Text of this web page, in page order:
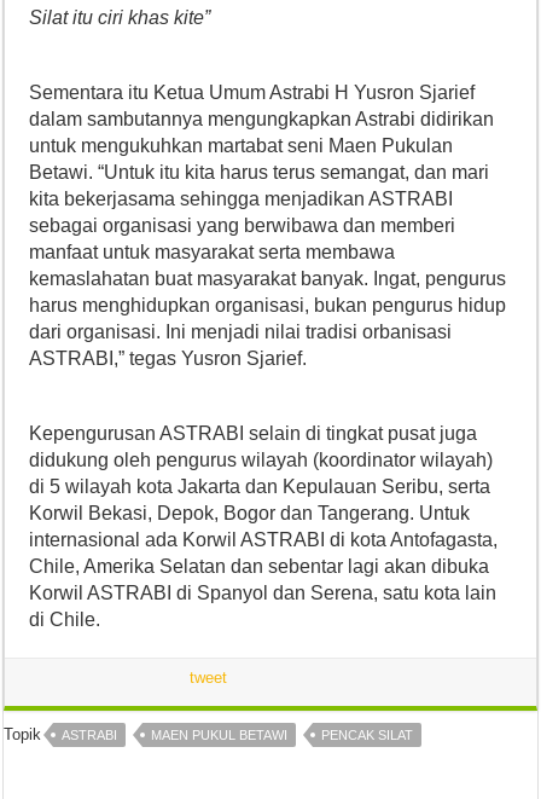
Silat itu ciri khas kite”
Sementara itu Ketua Umum Astrabi H Yusron Sjarief
dalam sambutannya mengungkapkan Astrabi didirikan
untuk mengukuhkan martabat seni Maen Pukulan
Betawi. “Untuk itu kita harus terus semangat, dan mari
kita bekerjasama sehingga menjadikan ASTRABI
sebagai organisasi yang berwibawa dan memberi
manfaat untuk masyarakat serta membawa
kemaslahatan buat masyarakat banyak. Ingat, pengurus
harus menghidupkan organisasi, bukan pengurus hidup
dari organisasi. Ini menjadi nilai tradisi orbanisasi
ASTRABI,” tegas Yusron Sjarief.
Kepengurusan ASTRABI selain di tingkat pusat juga
didukung oleh pengurus wilayah (koordinator wilayah)
di 5 wilayah kota Jakarta dan Kepulauan Seribu, serta
Korwil Bekasi, Depok, Bogor dan Tangerang. Untuk
internasional ada Korwil ASTRABI di kota Antofagasta,
Chile, Amerika Selatan dan sebentar lagi akan dibuka
Korwil ASTRABI di Spanyol dan Serena, satu kota lain
di Chile.
tweet
Topik ASTRABI MAEN PUKUL BETAWI PENCAK SILAT